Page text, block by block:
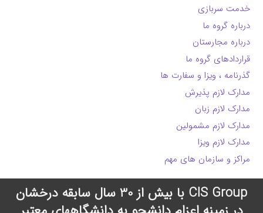
خدمت سربازی
درباره گروه ما
درباره مجارستان
قراردادهای گروه ما
گذرنامه ، ویزا و سفارت ها
مدارک لازم پذیرش
مدارک لازم زبان
مدارک لازم مشمولین
مدارک لازم ویزا
مراکز و سازمان های مهم
CIS Group با بیش از 30 سال سابقه درخشان